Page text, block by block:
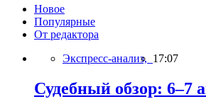
Новое
Популярные
От редактора
Экспресс-анализ, 17:07
Судебный обзор: 6–7